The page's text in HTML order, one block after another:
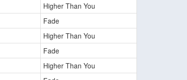
Higher Than You
Fade
Higher Than You
Fade
Higher Than You